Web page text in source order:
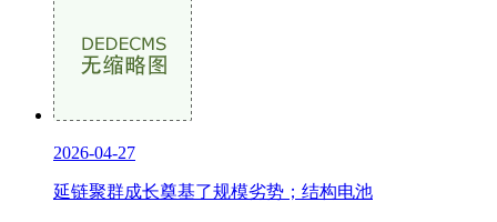
2026-04-27
延链聚群成长奠基了规模劣势；结构电池